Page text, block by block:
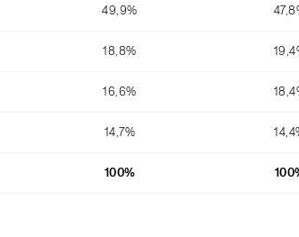
49,9%
18,8%
16,6%
14,7%
100%